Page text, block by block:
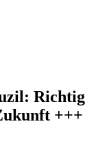
Richtig
+++